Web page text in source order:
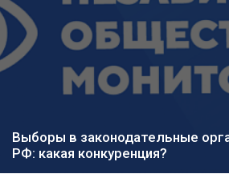
Выборы в законодательные
РФ: какая конкуренция?